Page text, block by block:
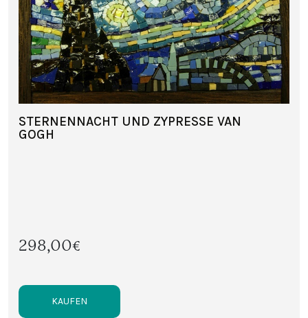
STERNENNACHT UND ZYPRESSE VAN
GOGH
298,00€
KAUFEN